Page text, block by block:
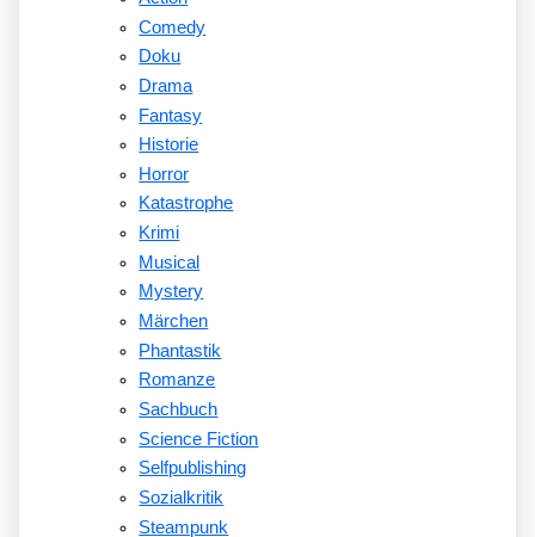
Comedy
Doku
Drama
Fantasy
Historie
Horror
Katastrophe
Krimi
Musical
Mystery
Märchen
Phantastik
Romanze
Sachbuch
Science Fiction
Selfpublishing
Sozialkritik
Steampunk